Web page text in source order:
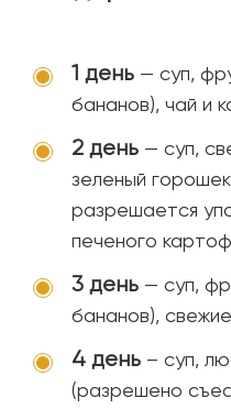
1 день — суп,
бананов), чай и
2 день — суп,
зеленый
разрешается
печеного
3 день — суп,
бананов),
4 день – суп,
(разрешено